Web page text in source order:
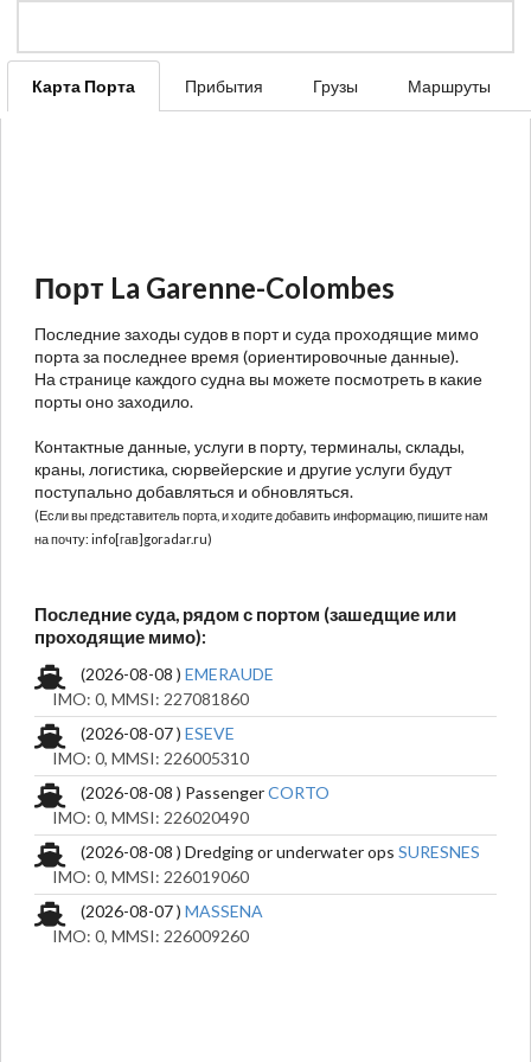
Карта Порта Прибытия Грузы Маршруты
Порт La Garenne-Colombes
Последние заходы судов в порт и суда проходящие мимо
порта за последнее время (ориентировочные данные).
На странице каждого судна вы можете посмотреть в какие
порты оно заходило.
Контактные данные, услуги в порту, терминалы, склады,
краны, логистика, сюрвейерские и другие услуги будут
поступально добавляться и обновляться.
(Если вы представитель порта, и ходите добавить информацию, пишите нам
на почту: info[гав]goradar.ru)
Последние суда, рядом с портом (зашедщие или
проходящие мимо):
(2026-08-08 ) EMERAUDE
IMO: 0, MMSI: 227081860
(2026-08-07 ) ESEVE
IMO: 0, MMSI: 226005310
(2026-08-08 ) PassengerCORTO
IMO: 0, MMSI: 226020490
(2026-08-08 ) Dredging or underwater ops SURESNES
IMO: 0, MMSI: 226019060
(2026-08-07 ) MASSENA
IMO: 0, MMSI: 226009260